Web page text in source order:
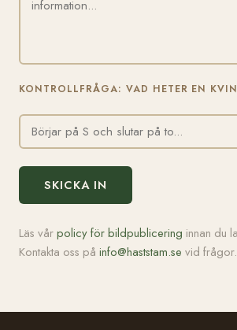
KONTROLLFRÅGA: VAD HETER EN
SKICKA IN
Läs vårpolicy för bildpublicering innan du
Kontakta oss på info@haststam.se vid frågor.